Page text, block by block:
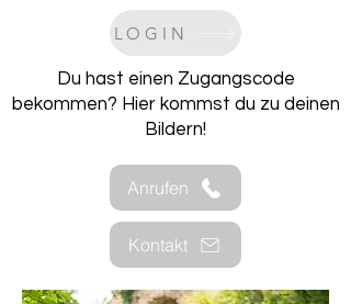
LOGIN
Du hast einen Zugangscode
bekommen? Hier kommst du zu deinen
Bildern!
Anrufen
Kontakt